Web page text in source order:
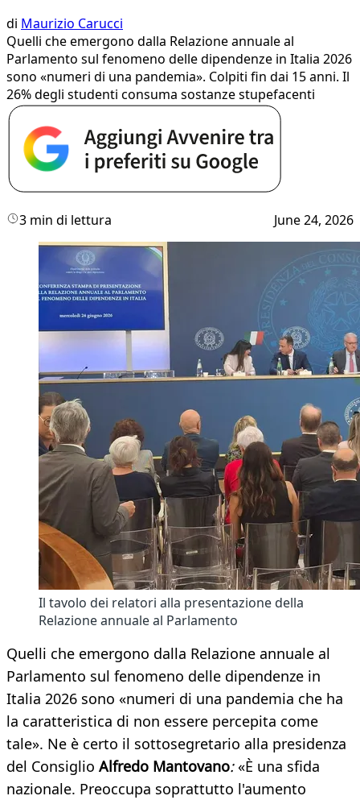
di Maurizio Carucci
Quelli che emergono dalla Relazione annuale al
Parlamento sul fenomeno delle dipendenze in Italia 2026
sono «numeri di una pandemia». Colpiti fin dai 15 anni. Il
26% degli studenti consuma sostanze stupefacenti
3 min di lettura June 24, 2026
Il tavolo dei relatori alla presentazione della
Relazione annuale al Parlamento
Quelli che emergono dalla Relazione annuale al
Parlamento sul fenomeno delle dipendenze in
Italia 2026 sono «numeri di una pandemia che ha
la caratteristica di non essere percepita come
tale». Ne è certo il sottosegretario alla presidenza
del Consiglio Alfredo Mantovano:«È una sfida
nazionale. Preoccupa soprattutto l'aumento